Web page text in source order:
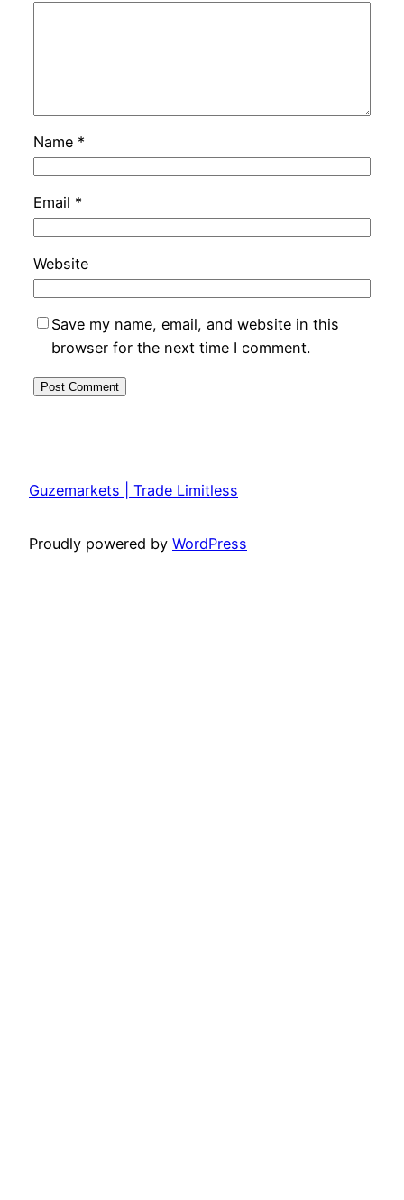
Name *
Email *
Website
Save my name, email, and website in this
browser for the next time I comment.
Guzemarkets | Trade Limitless
Proudly powered by WordPress